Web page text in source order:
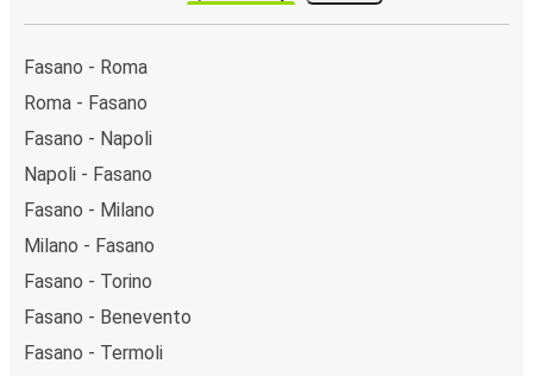
Fasano - Roma
Roma - Fasano
Fasano - Napoli
Napoli - Fasano
Fasano - Milano
Milano - Fasano
Fasano - Torino
Fasano - Benevento
Fasano - Termoli